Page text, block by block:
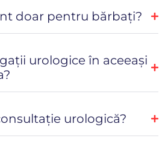
doar pentru bărbați?
urologice în aceeași
urologică?